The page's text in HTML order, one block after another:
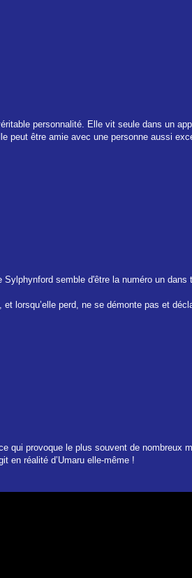
personnalité. Elle vit seule dans un
peut être amie avec une personne aussi
semble d'être la numéro un
lorsqu’elle perd, ne se démonte pas et
qui provoque le plus souvent de
en réalité d’Umaru elle-même !